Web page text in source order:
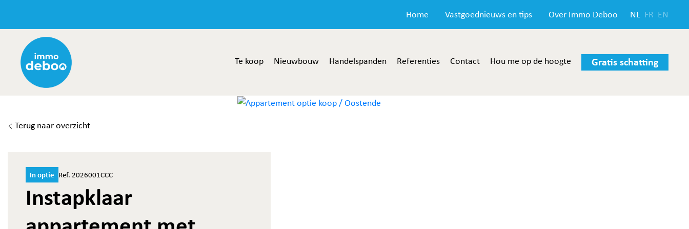
Home Vastgoednieuws en tips Over Immo Deboo NL FR EN
Te koop Nieuwbouw Handelspanden Referenties Contact Hou me op de hoogte Gratis schatting
Terug naar overzicht
In optie Ref. 2026001CCC
Instapklaar